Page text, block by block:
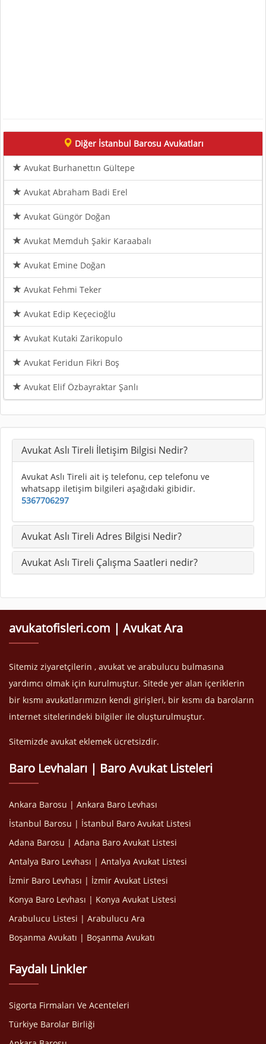
Diğer İstanbul Barosu Avukatları
Avukat Burhanettın Gültepe
Avukat Abraham Badi Erel
Avukat Güngör Doğan
Avukat Memduh Şakir Karaabalı
Avukat Emine Doğan
Avukat Fehmi Teker
Avukat Edip Keçecioğlu
Avukat Kutaki Zarikopulo
Avukat Feridun Fikri Boş
Avukat Elif Özbayraktar Şanlı
Avukat Aslı Tireli İletişim Bilgisi Nedir?
Avukat Aslı Tireli ait iş telefonu, cep telefonu ve
whatsapp iletişim bilgileri aşağıdaki gibidir.
5367706297
Avukat Aslı Tireli Adres Bilgisi Nedir?
Avukat Aslı Tireli Çalışma Saatleri nedir?
avukatofisleri.com | Avukat Ara
Sitemiz ziyaretçilerin , avukat ve arabulucu bulmasına
yardımcı olmak için kurulmuştur. Sitede yer alan içeriklerin
bir kısmı avukatlarımızın kendi girişleri, bir kısmı da baroların
internet sitelerindeki bilgiler ile oluşturulmuştur.
Sitemizde avukat eklemek ücretsizdir.
Baro Levhaları | Baro Avukat Listeleri
Ankara Barosu | Ankara Baro Levhası
İstanbul Barosu | İstanbul Baro Avukat Listesi
Adana Barosu | Adana Baro Avukat Listesi
Antalya Baro Levhası | Antalya Avukat Listesi
İzmir Baro Levhası | İzmir Avukat Listesi
Konya Baro Levhası | Konya Avukat Listesi
Arabulucu Listesi | Arabulucu Ara
Boşanma Avukatı | Boşanma Avukatı
Faydalı Linkler
Sigorta Firmaları Ve Acenteleri
Türkiye Barolar Birliği